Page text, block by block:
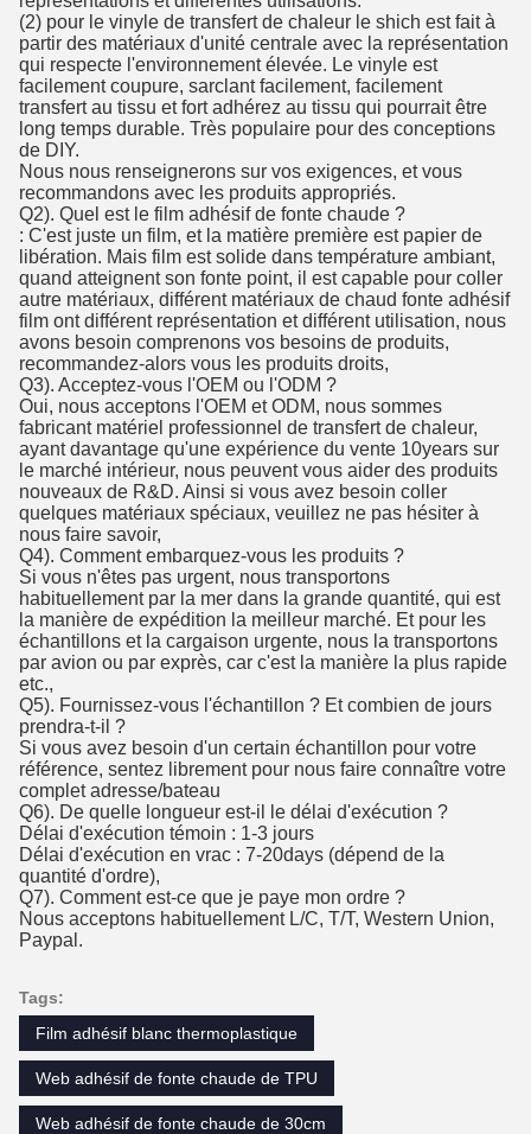
(2) pour le vinyle de transfert de chaleur le shich est fait à
partir des matériaux d'unité centrale avec la représentation
qui respecte l'environnement élevée. Le vinyle est
facilement coupure, sarclant facilement, facilement
transfert au tissu et fort adhérez au tissu qui pourrait être
long temps durable. Très populaire pour des conceptions
de DIY.
Nous nous renseignerons sur vos exigences, et vous
recommandons avec les produits appropriés.
Q2). Quel est le film adhésif de fonte chaude ?
: C'est juste un film, et la matière première est papier de
libération. Mais film est solide dans température ambiant,
quand atteignent son fonte point, il est capable pour coller
autre matériaux, différent matériaux de chaud fonte adhésif
film ont différent représentation et différent utilisation, nous
avons besoin comprenons vos besoins de produits,
recommandez-alors vous les produits droits,
Q3). Acceptez-vous l'OEM ou l'ODM ?
Oui, nous acceptons l'OEM et ODM, nous sommes
fabricant matériel professionnel de transfert de chaleur,
ayant davantage qu'une expérience du vente 10years sur
le marché intérieur, nous peuvent vous aider des produits
nouveaux de R&D. Ainsi si vous avez besoin coller
quelques matériaux spéciaux, veuillez ne pas hésiter à
nous faire savoir,
Q4). Comment embarquez-vous les produits ?
Si vous n'êtes pas urgent, nous transportons
habituellement par la mer dans la grande quantité, qui est
la manière de expédition la meilleur marché. Et pour les
échantillons et la cargaison urgente, nous la transportons
par avion ou par exprès, car c'est la manière la plus rapide
etc.,
Q5). Fournissez-vous l'échantillon ? Et combien de jours
prendra-t-il ?
Si vous avez besoin d'un certain échantillon pour votre
référence, sentez librement pour nous faire connaître votre
complet adresse/bateau
Q6). De quelle longueur est-il le délai d'exécution ?
Délai d'exécution témoin : 1-3 jours
Délai d'exécution en vrac : 7-20days (dépend de la
quantité d'ordre),
Q7). Comment est-ce que je paye mon ordre ?
Nous acceptons habituellement L/C, T/T, Western Union,
Paypal.
Tags:
Film adhésif blanc thermoplastique
Web adhésif de fonte chaude de TPU
Web adhésif de fonte chaude de 30cm